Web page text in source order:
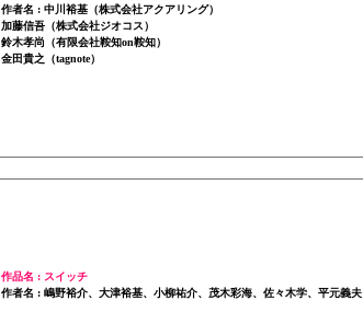
作者名 : 中川裕基（株式会社アクアリング）
加藤信吾（株式会社ジオコス）
鈴木孝尚（有限会社鞍知on鞍知）
金田貴之（tagnote）
作品名 : スイッチ
作者名 : 嶋野裕介、大津裕基、小柳祐介、茂木彩海、佐々木学、平元義夫